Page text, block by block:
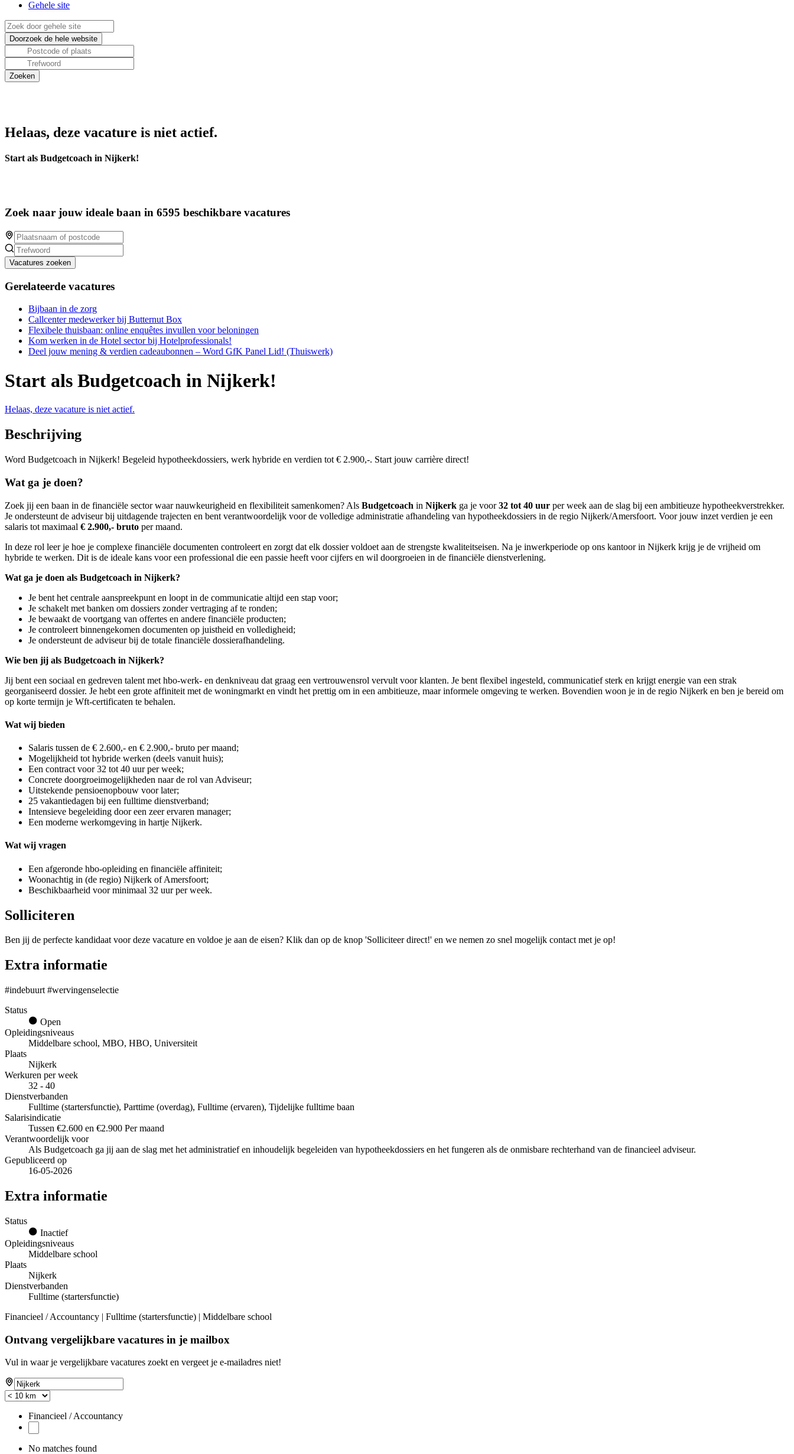
Gehele site
Helaas, deze vacature is niet actief.
Start als Budgetcoach in Nijkerk!
Zoek naar jouw ideale baan in 6595 beschikbare vacatures
Vacatures zoeken
Gerelateerde vacatures
Bijbaan in de zorg
Callcenter medewerker bij Butternut Box
Flexibele thuisbaan: online enquêtes invullen voor beloningen
Kom werken in de Hotel sector bij Hotelprofessionals!
Deel jouw mening & verdien cadeaubonnen – Word GfK Panel Lid! (Thuiswerk)
Start als Budgetcoach in Nijkerk!
Helaas, deze vacature is niet actief.
Beschrijving
Word Budgetcoach in Nijkerk! Begeleid hypotheekdossiers, werk hybride en verdien tot € 2.900,-. Start jouw carrière direct!
Wat ga je doen?
Zoek jij een baan in de financiële sector waar nauwkeurigheid en flexibiliteit samenkomen? Als Budgetcoach in Nijkerk ga je voor32 tot 40 uur per week aan de slag bij een ambitieuze hypotheekverstrekker.
Je ondersteunt de adviseur bij uitdagende trajecten en bent verantwoordelijk voor de volledige administratie afhandeling van hypotheekdossiers in de regio Nijkerk/Amersfoort. Voor jouw inzet verdien je een
salaris tot maximaal € 2.900,- bruto per maand.
In deze rol leer je hoe je complexe financiële documenten controleert en zorgt dat elk dossier voldoet aan de strengste kwaliteitseisen. Na je inwerkperiode op ons kantoor in Nijkerk krijg je de vrijheid om
hybride te werken. Dit is de ideale kans voor een professional die een passie heeft voor cijfers en wil doorgroeien in de financiële dienstverlening.
Wat ga je doen als Budgetcoach in Nijkerk?
Je bent het centrale aanspreekpunt en loopt in de communicatie altijd een stap voor;
Je schakelt met banken om dossiers zonder vertraging af te ronden;
Je bewaakt de voortgang van offertes en andere financiële producten;
Je controleert binnengekomen documenten op juistheid en volledigheid;
Je ondersteunt de adviseur bij de totale financiële dossierafhandeling.
Wie ben jij als Budgetcoach in Nijkerk?
Jij bent een sociaal en gedreven talent met hbo-werk- en denkniveau dat graag een vertrouwensrol vervult voor klanten. Je bent flexibel ingesteld, communicatief sterk en krijgt energie van een strak
georganiseerd dossier. Je hebt een grote affiniteit met de woningmarkt en vindt het prettig om in een ambitieuze, maar informele omgeving te werken. Bovendien woon je in de regio Nijkerk en ben je bereid om
op korte termijn je Wft-certificaten te behalen.
Wat wij bieden
Salaris tussen de € 2.600,- en € 2.900,- bruto per maand;
Mogelijkheid tot hybride werken (deels vanuit huis);
Een contract voor 32 tot 40 uur per week;
Concrete doorgroeimogelijkheden naar de rol van Adviseur;
Uitstekende pensioenopbouw voor later;
25 vakantiedagen bij een fulltime dienstverband;
Intensieve begeleiding door een zeer ervaren manager;
Een moderne werkomgeving in hartje Nijkerk.
Wat wij vragen
Een afgeronde hbo-opleiding en financiële affiniteit;
Woonachtig in (de regio) Nijkerk of Amersfoort;
Beschikbaarheid voor minimaal 32 uur per week.
Solliciteren
Ben jij de perfecte kandidaat voor deze vacature en voldoe je aan de eisen? Klik dan op de knop 'Solliciteer direct!' en we nemen zo snel mogelijk contact met je op!
Extra informatie
#indebuurt #wervingenselectie
Status
Open
Opleidingsniveaus
Middelbare school, MBO, HBO, Universiteit
Plaats
Nijkerk
Werkuren per week
32 - 40
Dienstverbanden
Fulltime (startersfunctie), Parttime (overdag), Fulltime (ervaren), Tijdelijke fulltime baan
Salarisindicatie
Tussen €2.600 en €2.900 Per maand
Verantwoordelijk voor
Als Budgetcoach ga jij aan de slag met het administratief en inhoudelijk begeleiden van hypotheekdossiers en het fungeren als de onmisbare rechterhand van de financieel adviseur.
Gepubliceerd op
16-05-2026
Extra informatie
Status
Inactief
Opleidingsniveaus
Middelbare school
Plaats
Nijkerk
Dienstverbanden
Fulltime (startersfunctie)
Financieel / Accountancy | Fulltime (startersfunctie) | Middelbare school
Ontvang vergelijkbare vacatures in je mailbox
Vul in waar je vergelijkbare vacatures zoekt en vergeet je e-mailadres niet!
Financieel / Accountancy
No matches found